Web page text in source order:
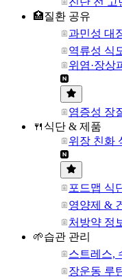
🏥질환 공유
과민성 대
역류성 식
위염·장상
염증성 장
🍴식단 & 제품
위장 친화
포드맵 식
영양제 &
처방약 정
🌱습관 관리
스트레스,
장운동 루